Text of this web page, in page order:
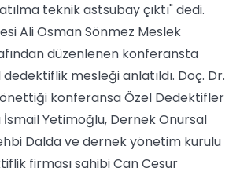
teknik astsubay çıktı" dedi.
Ali Osman Sönmez Meslek
düzenlenen konferansta
mesleği anlatıldı. Doç. Dr.
konferansa Özel Dedektifler
İsmail Yetimoğlu, Dernek Onursal
Dalda ve dernek yönetim kurulu
firması sahibi Can Cesur